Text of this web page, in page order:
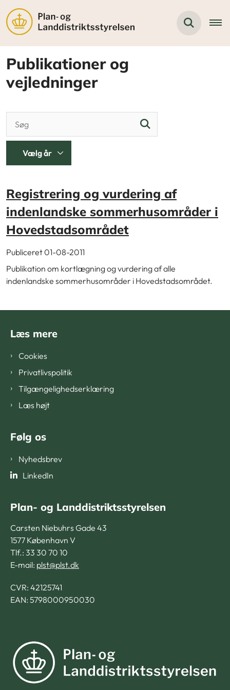
Publikationer og
vejledninger
Registrering og vurdering af
indenlandske sommerhusområder i
Hovedstadsområdet
Publiceret 01-08-2011
Publikation om kortlægning og vurdering af alle
indenlandske sommerhusområder i Hovedstadsområdet.
Læs mere
Cookies
Privatlivspolitik
Tilgængelighedserklæring
Læs højt
Følg os
Nyhedsbrev
LinkedIn
Plan- og Landdistriktsstyrelsen
Carsten Niebuhrs Gade 43
1577 København V
Tlf.: 33 30 70 10
E-mail: plst@plst.dk
CVR: 42125741
EAN: 5798000950030